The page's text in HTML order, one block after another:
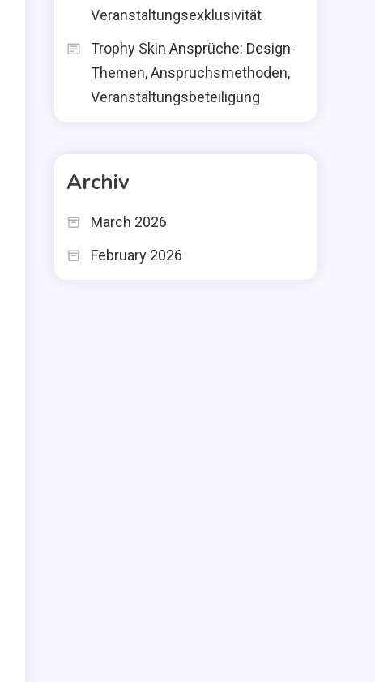
Veranstaltungsexklusivität
Trophy Skin Ansprüche: Design-
Themen, Anspruchsmethoden,
Veranstaltungsbeteiligung
Archiv
March 2026
February 2026